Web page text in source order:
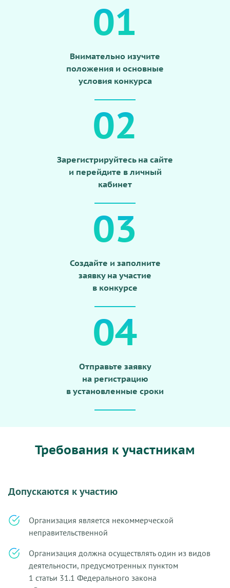
01
Внимательно изучите
положения и основные
условия конкурса
02
Зарегистрируйтесь на сайте
и перейдите в личный
кабинет
03
Создайте и заполните
заявку на участие
в конкурсе
04
Отправьте заявку
на регистрацию
в установленные сроки
Требования к участникам
Допускаются к участию
Организация является некоммерческой
неправительственной
Организация должна осуществлять один из видов
деятельности, предусмотренных пунктом
1 статьи 31.1 Федерального закона